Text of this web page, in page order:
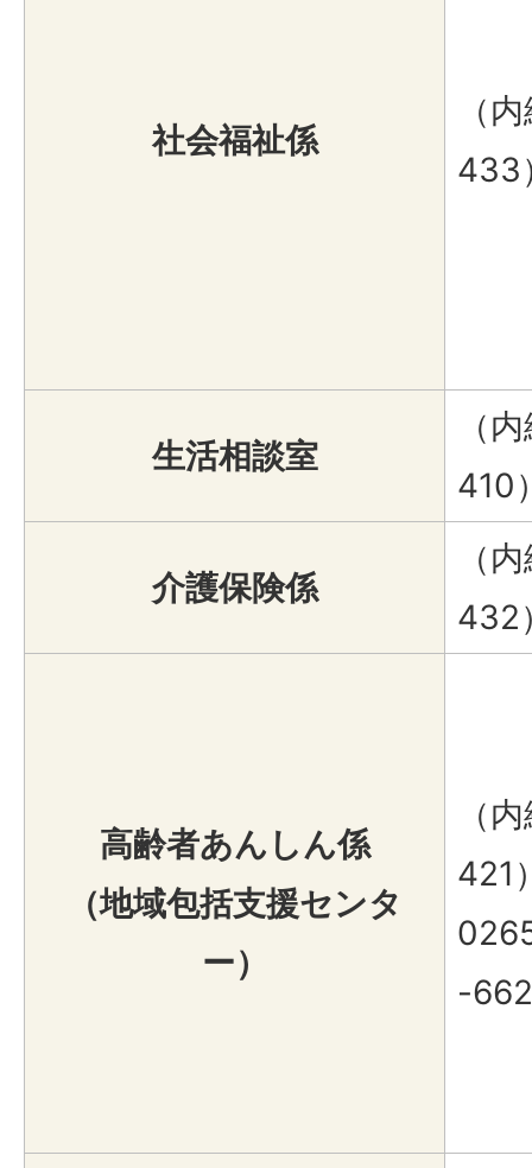
社会福祉係
（
433
生活相談室
（
410
介護保険係
（
432
高齢者あんしん係
（地域包括支援センタ
ー）
（
421
-